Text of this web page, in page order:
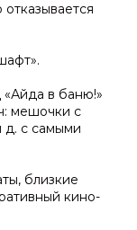
в баню!»
мешочки с
д. с самыми
близкие
кино-